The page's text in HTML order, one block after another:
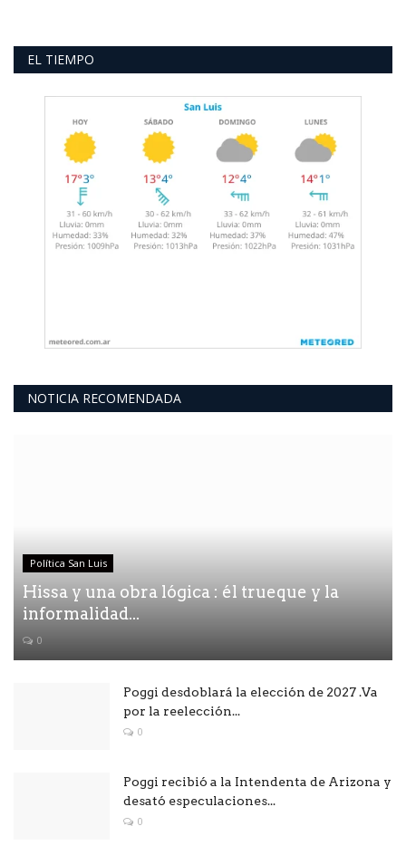
EL TIEMPO
NOTICIA RECOMENDADA
Política San Luis
Hissa y una obra lógica : él trueque y la
informalidad...
0
Poggi desdoblará la elección de 2027 .Va
por la reelección...
0
Poggi recibió a la Intendenta de Arizona y
desató especulaciones...
0